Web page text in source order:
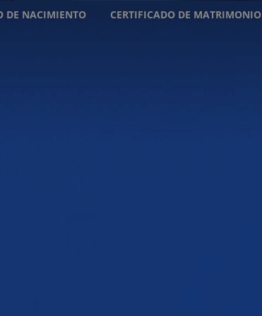
DE NACIMIENTO CERTIFICADO DE MATRIMONIO